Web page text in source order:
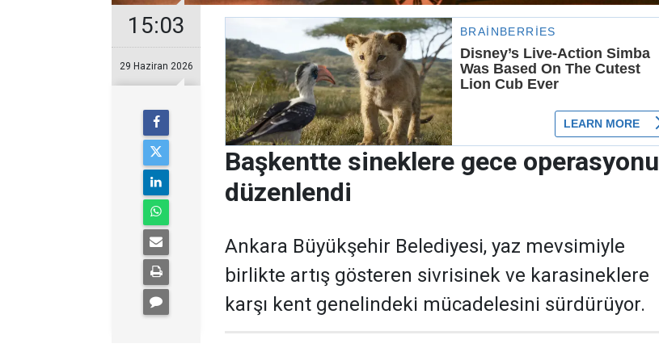
15:03
29 Haziran 2026
Başkentte sineklere gece operasyonu
düzenlendi
Ankara Büyükşehir Belediyesi, yaz mevsimiyle
birlikte artış gösteren sivrisinek ve karasineklere
karşı kent genelindeki mücadelesini sürdürüyor.